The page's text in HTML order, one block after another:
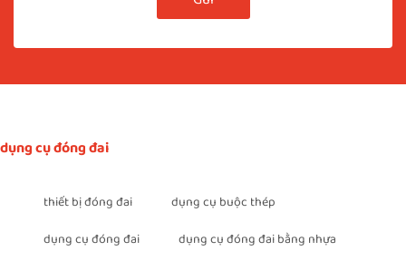
dụng cụ đóng đai
thiết bị đóng đai
dụng cụ buộc thép
dụng cụ đóng đai
dụng cụ đóng đai bằng nhựa